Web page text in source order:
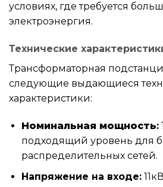
условиях, где требуется
электроэнергия.
Технические
Трансформаторная
следующие выдающиеся
характеристики:
Номинальная мощность:
подходящий уровень для
распределительных сетей.
Напряжение на входе: